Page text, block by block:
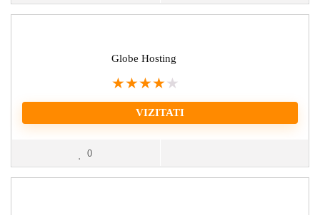
Globe Hosting
★★★★ ★
VIZITATI
0